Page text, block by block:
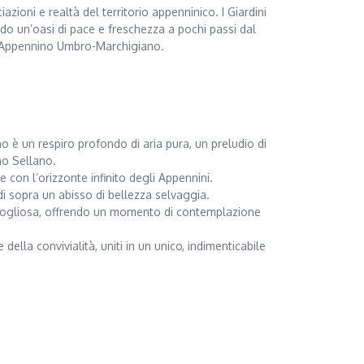
e realtà del territorio appenninico. I Giardini
un’oasi di pace e freschezza a pochi passi dal
Umbro-Marchigiano.
è un respiro profondo di aria pura, un preludio di
Sellano.
con l’orizzonte infinito degli Appennini.
sopra un abisso di bellezza selvaggia.
offrendo un momento di contemplazione
convivialità, uniti in un unico, indimenticabile